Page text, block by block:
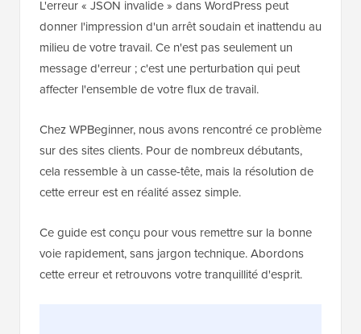
L'erreur « JSON invalide » dans WordPress peut
donner l'impression d'un arrêt soudain et inattendu au
milieu de votre travail. Ce n'est pas seulement un
message d'erreur ; c'est une perturbation qui peut
affecter l'ensemble de votre flux de travail.
Chez WPBeginner, nous avons rencontré ce problème
sur des sites clients. Pour de nombreux débutants,
cela ressemble à un casse-tête, mais la résolution de
cette erreur est en réalité assez simple.
Ce guide est conçu pour vous remettre sur la bonne
voie rapidement, sans jargon technique. Abordons
cette erreur et retrouvons votre tranquillité d'esprit.